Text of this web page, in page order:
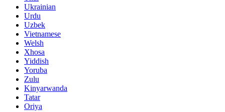
Ukrainian
Urdu
Uzbek
Vietnamese
Welsh
Xhosa
Yiddish
Yoruba
Zulu
Kinyarwanda
Tatar
Oriya